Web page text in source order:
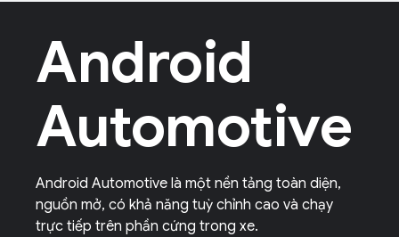
Android
Automotive
Android Automotive là một nền tảng toàn diện,
nguồn mở, có khả năng tuỳ chỉnh cao và chạy
trực tiếp trên phần cứng trong xe.